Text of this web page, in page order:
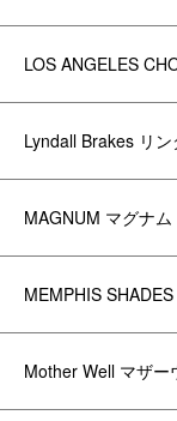
LOS ANGELES
Lyndall Brakes リ
MAGNUM マグナム
MEMPHIS
Mother Well マザー